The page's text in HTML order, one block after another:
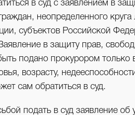
в суд с заявлением в
неопределенного круга
субъектов Российской
в защиту прав,
подано прокурором только
возрасту,
сам обратиться в суд.
подать в суд заявление об